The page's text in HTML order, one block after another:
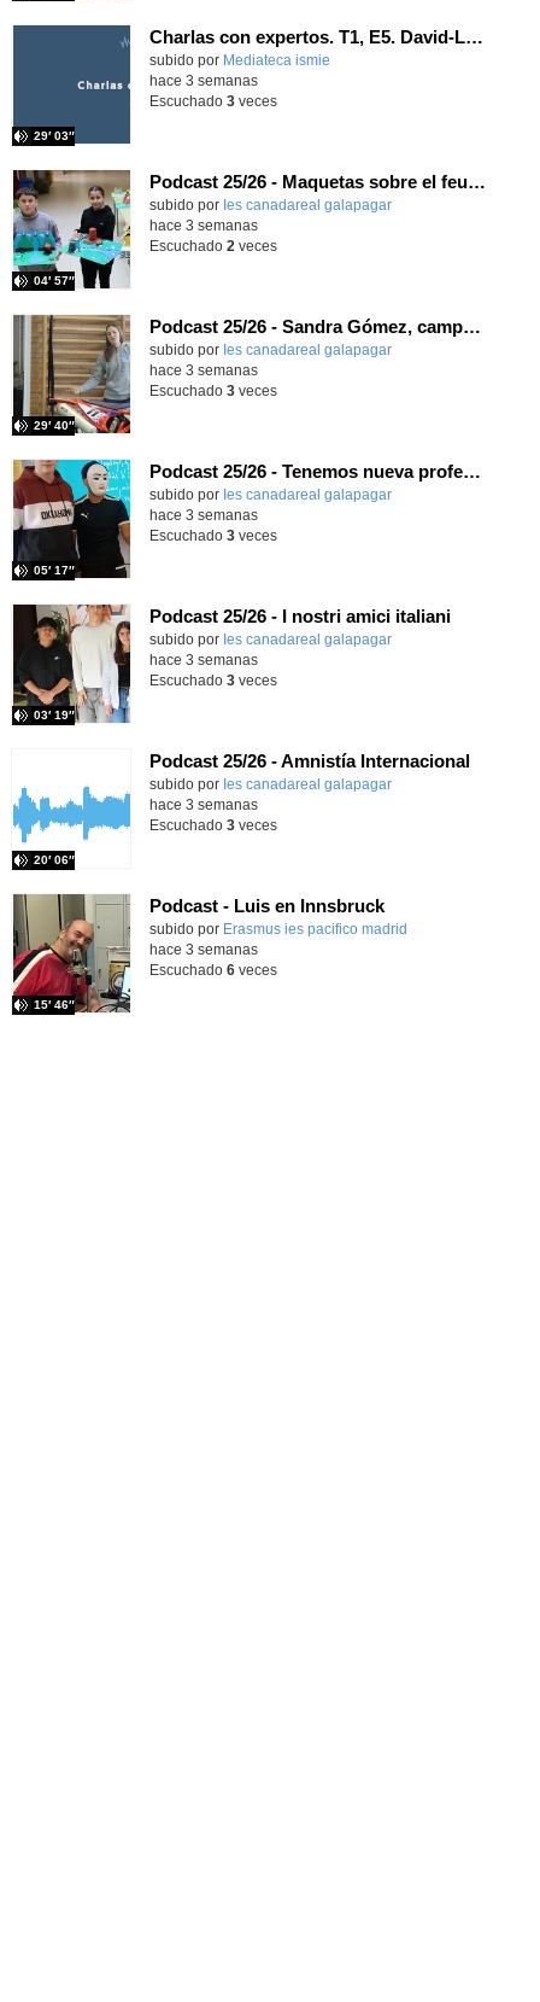
Charlas con expertos. T1, E5. David-Li Ilundáin Reviriego
subido por Mediateca ismie
29′ 03″
hace 3 semanas
Escuchado 3veces
Podcast 25/26 - Maquetas sobre el feudalismo
subido por Ies canadareal galapagar
04′ 57″
-
hace 3 semanas
Escuchado 2 veces
Podcast 25/26 - Sandra Gómez, campeona de Enduro
subido por Ies canadareal galapagar
29′ 40″
-
hace 3 semanas
Escuchado 3veces
Podcast 25/26 - Tenemos nueva profesora de Griego ¿Conoces a María Eugenia?
subido por Ies canadareal galapagar
05′ 17″
-
hace 3 semanas
Escuchado 3veces
Podcast 25/26 - I nostri amici italiani
subido por Ies canadareal galapagar
03′ 19″
-
hace 3 semanas
Escuchado 3veces
Podcast 25/26 - Amnistía Internacional
subido por Ies canadareal galapagar
20′ 06″
-
hace 3 semanas
Escuchado 3veces
Podcast - Luis en Innsbruck
subido por Erasmus ies pacifico madrid
15′ 46″
hace 3 semanas
Escuchado 6veces